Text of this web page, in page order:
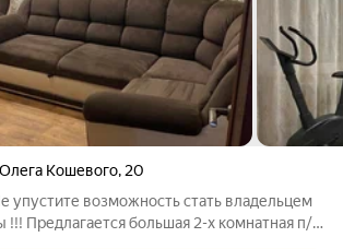
Кошевого, 20
упустите возможность стать владельцем
!!! Предлагается большая 2-х комнатная п/